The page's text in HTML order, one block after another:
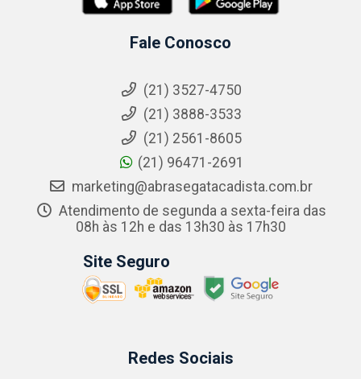
Fale Conosco
(21) 3527-4750
(21) 3888-3533
(21) 2561-8605
(21) 96471-2691
marketing@abrasegatacadista.com.br
Atendimento de segunda a sexta-feira das
08h às 12h e das 13h30 às 17h30
Site Seguro
Redes Sociais